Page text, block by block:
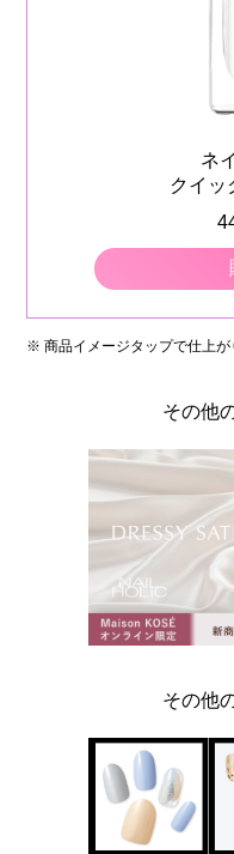
ネ
クイッ
※ 商品イメージタップで仕上が
その他
その他